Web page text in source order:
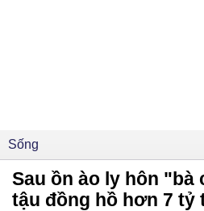
Sống
Sau ồn ào ly hôn "bà
tậu đồng hồ hơn 7 tỷ